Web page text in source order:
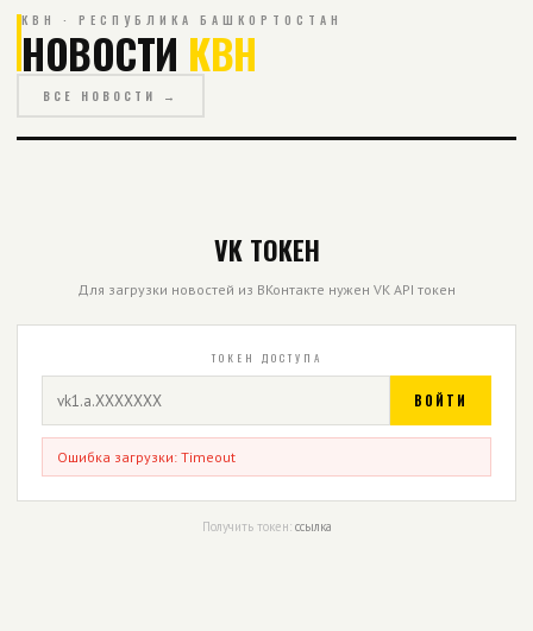
КВН · РЕСПУБЛИКА БАШКОРТОСТАН
НОВОСТИ КВН
ВСЕ НОВОСТИ →
VK ТОКЕН
Для загрузки новостей из ВКонтакте нужен VK API токен
ТОКЕН ДОСТУПА
ВОЙТИ
Ошибка загрузки: Timeout
Получить токен: ссылка